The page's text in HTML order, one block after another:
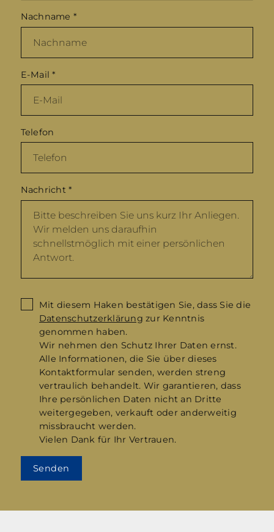
Nachname *
E-Mail*
Telefon
Nachricht*
Mit diesem Haken bestätigen Sie, dass Sie die
Datenschutzerklärung zur Kenntnis
genommen haben.
Wir nehmen den Schutz Ihrer Daten ernst.
Alle Informationen, die Sie über dieses
Kontaktformular senden, werden streng
vertraulich behandelt. Wir garantieren, dass
Ihre persönlichen Daten nicht an Dritte
weitergegeben, verkauft oder anderweitig
missbraucht werden.
Vielen Dank für Ihr Vertrauen.
Senden